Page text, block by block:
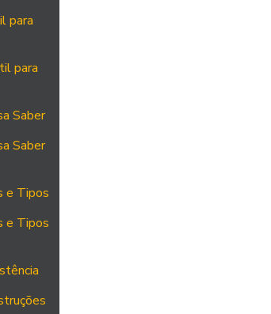
para
para
Saber
Saber
e Tipos
e Tipos